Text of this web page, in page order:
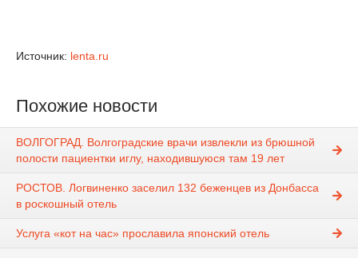
Источник: lenta.ru
Похожие новости
ВОЛГОГРАД. Волгоградские врачи извлекли из брюшной
полости пациентки иглу, находившуюся там 19 лет
РОСТОВ. Логвиненко заселил 132 беженцев из Донбасса
в роскошный отель
Услуга «кот на час» прославила японский отель